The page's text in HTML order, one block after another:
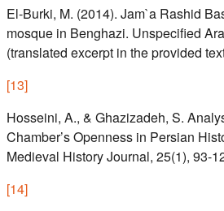
El-Burki, M. (2014). Jam`a Rashid
mosque in Benghazi. Unspecified
(translated excerpt in the provided
[13]
Hosseini, A., & Ghazizadeh, S.
Chamber’s Openness in Persian
Medieval History Journal, 25(1), 93-
[14]